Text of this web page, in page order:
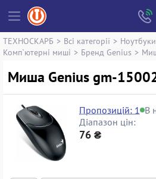
ТЕХНОСКАРБ > Всі категорії >
Комп`ютерні миші > Бренд Genius >
Миша Genius gm-
Пропозицій: 1 В
Діапазон цін:
76 ₴